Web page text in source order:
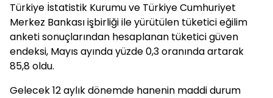
Türkiye İstatistik Kurumu ve Türkiye Cumhuriyet
Merkez Bankası işbirliği ile yürütülen tüketici eğilim
anketi sonuçlarından hesaplanan tüketici güven
endeksi, Mayıs ayında yüzde 0,3 oranında artarak
85,8 oldu.
Gelecek 12 aylık dönemde hanenin maddi durum